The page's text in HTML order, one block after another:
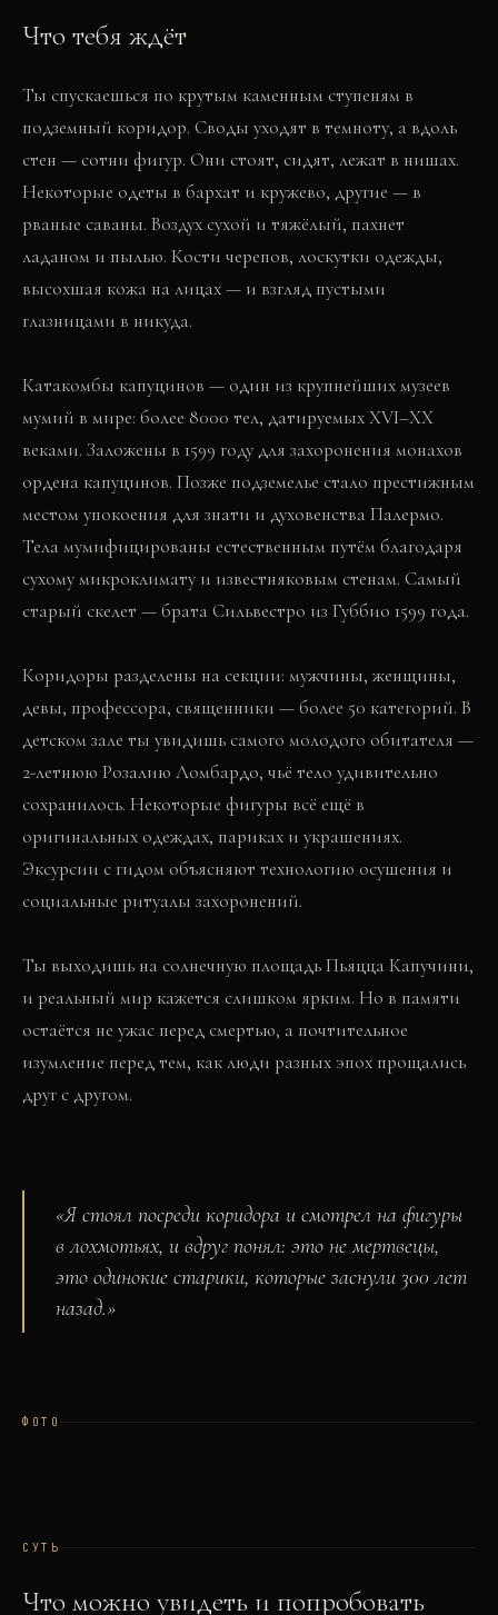
Что тебя ждёт
Ты спускаешься по крутым каменным ступеням в
подземный коридор. Своды уходят в темноту, а вдоль
стен — сотни фигур. Они стоят, сидят, лежат в нишах.
Некоторые одеты в бархат и кружево, другие — в
рваные саваны. Воздух сухой и тяжёлый, пахнет
ладаном и пылью. Кости черепов, лоскутки одежды,
высохшая кожа на лицах — и взгляд пустыми
глазницами в никуда.
Катакомбы капуцинов — один из крупнейших музеев
мумий в мире: более 8000 тел, датируемых XVI–XX
веками. Заложены в 1599 году для захоронения монахов
ордена капуцинов. Позже подземелье стало престижным
местом упокоения для знати и духовенства Палермо.
Тела мумифицированы естественным путём благодаря
сухому микроклимату и известняковым стенам. Самый
старый скелет — брата Сильвестро из Губбио 1599 года.
Коридоры разделены на секции: мужчины, женщины,
девы, профессора, священники — более 50 категорий. В
детском зале ты увидишь самого молодого обитателя —
2-летнюю Розалию Ломбардо, чьё тело удивительно
сохранилось. Некоторые фигуры всё ещё в
оригинальных одеждах, париках и украшениях.
Эксурсии с гидом объясняют технологию осушения и
социальные ритуалы захоронений.
Ты выходишь на солнечную площадь Пьяцца Капучини,
и реальный мир кажется слишком ярким. Но в памяти
остаётся не ужас перед смертью, а почтительное
изумление перед тем, как люди разных эпох прощались
друг с другом.
«Я стоял посреди коридора и смотрел на фигуры
в лохмотьях, и вдруг понял: это не мертвецы,
это одинокие старики, которые заснули 300 лет
назад.»
ФОТО
СУТЬ
Что можно увидеть и попробовать